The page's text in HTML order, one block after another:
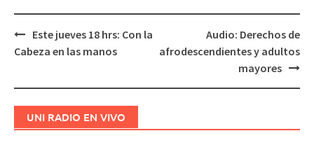
Navegación
Este jueves 18 hrs: Con la
Cabeza en las manos
Audio: Derechos de
afrodescendientes y adultos
mayores
UNI RADIO EN VIVO